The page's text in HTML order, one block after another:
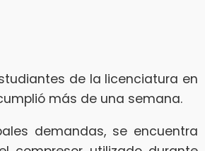
de la licenciatura en
más de una semana.
demandas, se encuentra